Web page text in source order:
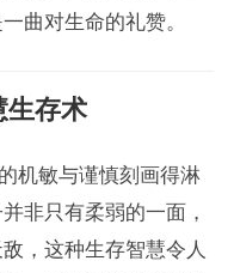
曲对生命的礼赞。
生存术
的机敏与谨慎刻画得淋
非只有柔弱的一面，
，这种生存智慧令人